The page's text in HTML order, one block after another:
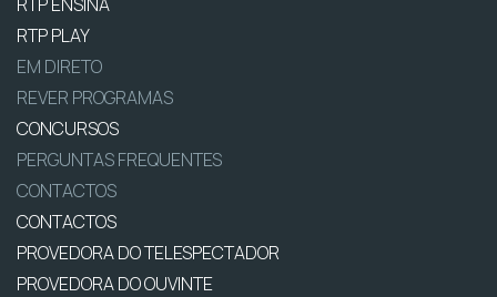
RTP PLAY
EM DIRETO
REVER PROGRAMAS
CONCURSOS
PERGUNTAS FREQUENTES
CONTACTOS
CONTACTOS
PROVEDORA DO TELESPECTADOR
PROVEDORA DO OUVINTE